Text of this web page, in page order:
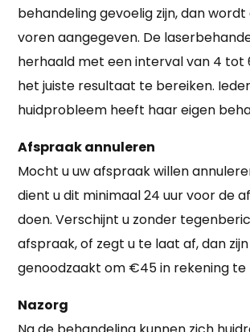
behandeling gevoelig zijn, dan
voren aangegeven. De
herhaald met een interval van 4 tot
het juiste resultaat te bereiken. Ieder
huidprobleem heeft haar eigen
Afspraak annuleren
Mocht u uw afspraak willen
dient u dit minimaal 24 uur voor de
doen. Verschijnt u zonder
afspraak, of zegt u te laat af, dan
genoodzaakt om €45 in rekening te
Nazorg